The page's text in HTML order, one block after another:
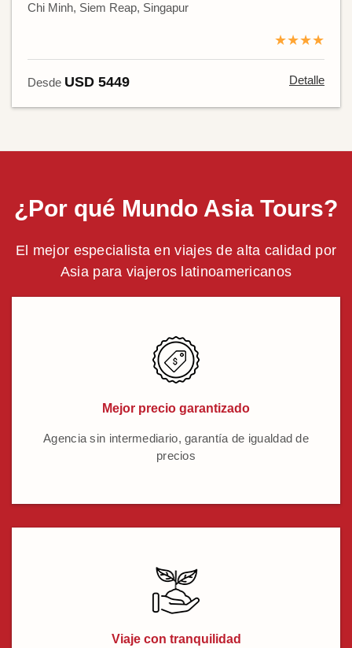
Chi Minh, Siem Reap, Singapur
★★★★
Desde USD 5449 Detalle
¿Por qué Mundo Asia Tours?
El mejor especialista en viajes de alta calidad por
Asia para viajeros latinoamericanos
Mejor precio garantizado
Agencia sin intermediario, garantía de igualdad de
precios
Viaje con tranquilidad